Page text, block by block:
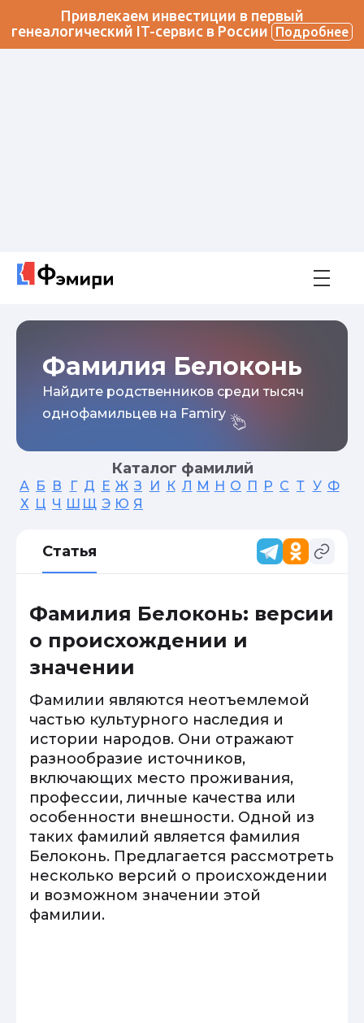
Привлекаем инвестиции в первый
генеалогический IT-сервис в России
Подробнее
Фамилия Белоконь
Найдите родственников среди тысяч
однофамильцев на Famiry
Каталог фамилий
А Б В Г Д Е Ж З И К Л М Н О П Р С Т У Ф
Х Ц Ч Ш Щ Э Ю Я
Статья
Фамилия Белоконь: версии
о происхождении и
значении
Фамилии являются неотъемлемой
частью культурного наследия и
истории народов. Они отражают
разнообразие источников,
включающих место проживания,
профессии, личные качества или
особенности внешности. Одной из
таких фамилий является фамилия
Белоконь. Предлагается рассмотреть
несколько версий о происхождении
и возможном значении этой
фамилии.